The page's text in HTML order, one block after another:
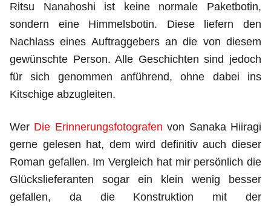
Ritsu Nanahoshi ist keine normale Paketbotin,
sondern eine Himmelsbotin. Diese liefern den
Nachlass eines Auftraggebers an die von diesem
gewünschte Person. Alle Geschichten sind jedoch
für sich genommen anführend, ohne dabei ins
Kitschige abzugleiten.
Wer Die Erinnerungsfotografen von Sanaka Hiiragi
gerne gelesen hat, dem wird definitiv auch dieser
Roman gefallen. Im Vergleich hat mir persönlich die
Glückslieferanten sogar ein klein wenig besser
gefallen, da die Konstruktion mit der